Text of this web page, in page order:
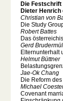
Die Festschrift
Dieter
Christian von
Die Study
Robert Battes
Das
Gerd
Elternunterhalt
Helmut Büttner
Jae-Ok Chang
Die Reform
Michael
Covenant